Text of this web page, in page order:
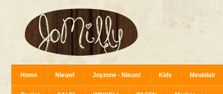
Home Nieuw! Joyzone - Nieuw! Kids Meubilair